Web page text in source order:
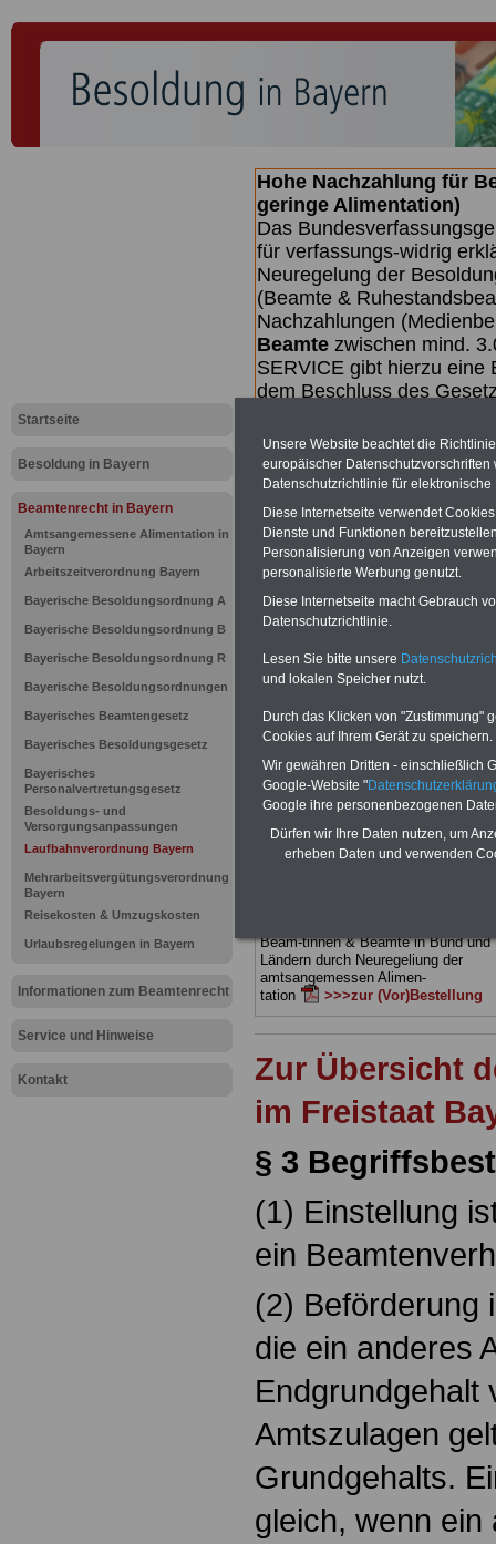
Startseite
Besoldung in Bayern
Beamtenrecht in Bayern
Amtsangemessene Alimentation in
Bayern
Arbeitszeitverordnung Bayern
Bayerische Besoldungsordnung A
Bayerische Besoldungsordnung B
Bayerische Besoldungsordnung R
Bayerische Besoldungsordnungen
Bayerisches Beamtengesetz
Bayerisches Besoldungsgesetz
Bayerisches
Personalvertretungsgesetz
Besoldungs- und
Versorgungsanpassungen
Laufbahnverordnung Bayern
Mehrarbeitsvergütungsverordnung
Bayern
Reisekosten & Umzugskosten
Urlaubsregelungen in Bayern
Informationen zum Beamtenrecht
Service und Hinweise
Kontakt
Hohe Nachzahlung für
geringe Alimentation)
Das
für verfassungs-widrig
Neuregelung der
(Beamte &
Nachzahlungen
Beamte zwischen mind.
SERVICE gibt hierzu eine
dem Beschluss des
Broschüre.
Bayern: § 3
BEHÖRDEN-ABOmit drei
nur 25,00 Euro: Wissenswertes für
sorgungsrecht (Bund/Länder) sowie
Beihilferecht in Bund und Ländern.
und erläutern auch komplizierte
Sachverhalte ver-ständlich (auch für
Mitarbeiterinnen und Mitarbeiter
Bayerngeeignet).BEHÖRDEN-ABO
hier bestellen
Beam-tinnen & Beamte in Bund und
Ländern durch Neuregeliung der
amtsangemessen Alimen-
tation
>>>zur (Vor)Bestellung
Zur Übersicht
im Freistaat
§ 3
(1) Einstellung
ein
(2) Beförderung
die ein anderes
Endgrundgehalt
Amtszulagen
Grundgehalts.
gleich, wenn ein
Unsere Website beachtet die
europäischer
Datenschutzrichtlinie für
Diese Internetseite verwendet
Dienste und Funktionen
Personalisierung von Anzeigen
personalisierte Werbung genutzt.
Diese Internetseite macht Gebrauch
Datenschutzrichtlinie.
Lesen Sie bitte unsere
und lokalen Speicher nutzt.
Durch das Klicken von "Zustimmung"
Cookies auf Ihrem Gerät zu speichern.
Wir gewähren Dritten - einschließlich
Google-Website "
Google ihre personenbezogenen
Dürfen wir Ihre Daten nutzen, um
erheben Daten und verwenden